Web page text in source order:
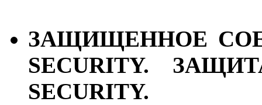
ЗАЩИЩЕННОЕ
SECURITY.
SECURITY.